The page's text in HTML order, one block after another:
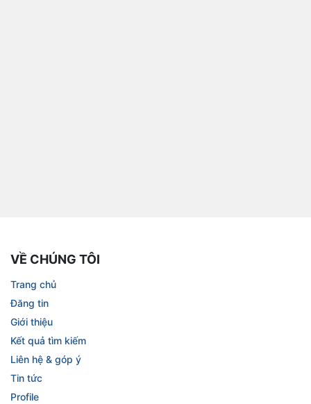
VỀ CHÚNG TÔI
Trang chủ
Đăng tin
Giới thiệu
Kết quả tìm kiếm
Liên hệ & góp ý
Tin tức
Profile